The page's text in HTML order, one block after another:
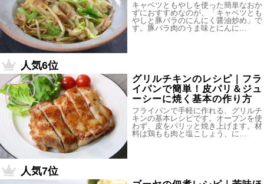
キャベツともやしを使った簡単なおか
ずにおすすめなのが、「キャベツとも
やしと豚バラのにんにく醤油炒め」で
す。豚バラ肉のうま味とにんに…
人気6位
グリルチキンのレシピ｜フラ
イパンで簡単！皮パリ＆ジュ
ーシーに焼く基本の作り方
フライパンで手軽に作れる、グリルチ
キンの基本レシピです。オーブンを使
わず、皮をパリッと焼き上げます。材
料は鶏もも肉と塩こしょう、に…
人気7位